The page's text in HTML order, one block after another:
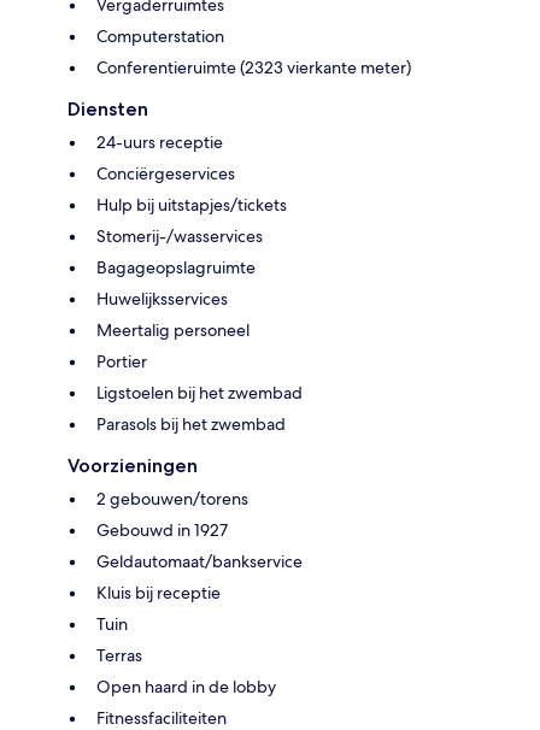
Vergaderruimtes
Computerstation
Conferentieruimte (2323 vierkante meter)
Diensten
24-uurs receptie
Conciërgeservices
Hulp bij uitstapjes/tickets
Stomerij-/wasservices
Bagageopslagruimte
Huwelijksservices
Meertalig personeel
Portier
Ligstoelen bij het zwembad
Parasols bij het zwembad
Voorzieningen
2 gebouwen/torens
Gebouwd in 1927
Geldautomaat/bankservice
Kluis bij receptie
Tuin
Terras
Open haard in de lobby
Fitnessfaciliteiten